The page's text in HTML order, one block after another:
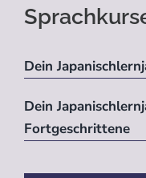
Dein
Dein
Fortgeschrittene